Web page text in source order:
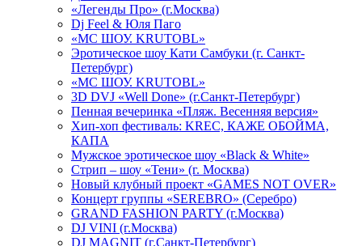
«Легенды Про» (г.Москва)
Dj Feel & Юля Паго
«МС ШОУ. KRUTOBL»
Эротическое шоу Кати Самбуки (г. Санкт-
Петербург)
«МС ШОУ. KRUTOBL»
3D DVJ «Well Done» (г.Санкт-Петербург)
Пенная вечеринка «Пляж. Весенняя версия»
Хип-хоп фестиваль: KREC, КАЖЕ ОБОЙМА,
КАПА
Мужское эротическое шоу «Black & White»
Стрип – шоу «Тени» (г. Москва)
Новый клубный проект «GAMES NOT OVER»
Концерт группы «SEREBRO» (Серебро)
GRAND FASHION PARTY (г.Москва)
DJ VINI (г.Москва)
DJ MAGNIT (г.Санкт-Петербург)